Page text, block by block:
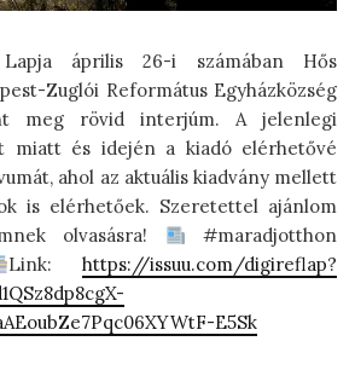
április 26-i számában Hős
Zuglói Református Egyházközség
meg rövid interjúm. A jelenlegi
miatt és idején a kiadó elérhetővé
ahol az aktuális kiadvány mellett
is elérhetőek. Szeretettel ajánlom
olvasásra!
#maradjotthon
Link: https://issuu.com/digireflap?
E5Sk